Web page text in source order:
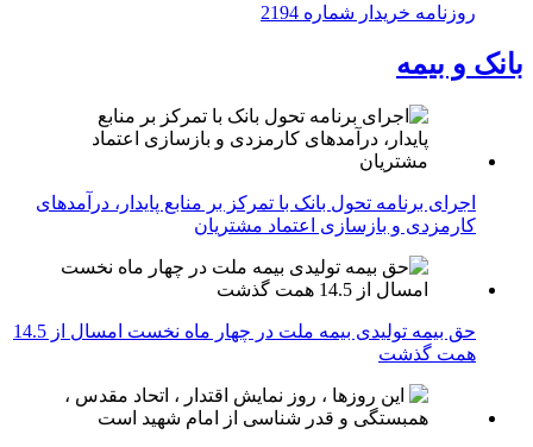
روزنامه خریدار شماره 2194
بانک و بیمه
اجرای برنامه تحول بانک با تمرکز بر منابع پایدار، درآمدهای
کارمزدی و بازسازی اعتماد مشتریان
حق بیمه تولیدی بیمه ملت در چهار ماه نخست امسال از 14.5
همت گذشت